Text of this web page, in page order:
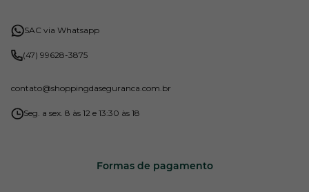
SAC via Whatsapp
(47) 99628-3875
contato@shoppingdaseguranca.com.br
Seg. a sex. 8 às 12 e 13:30 às 18
Formas de pagamento